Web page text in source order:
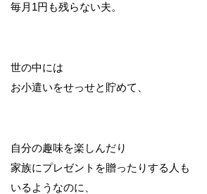
毎月1円も残らない夫。
世の中には
お小遣いをせっせと貯めて、
自分の趣味を楽しんだり
家族にプレゼントを贈ったりする人も
いるようなのに、